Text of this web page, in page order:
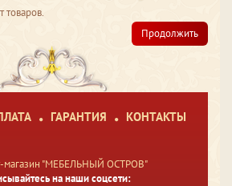
товаров.
Продолжить
ГАРАНТИЯ КОНТАКТЫ
магазин "МЕБЕЛЬНЫЙ ОСТРОВ"
на наши соцсети: